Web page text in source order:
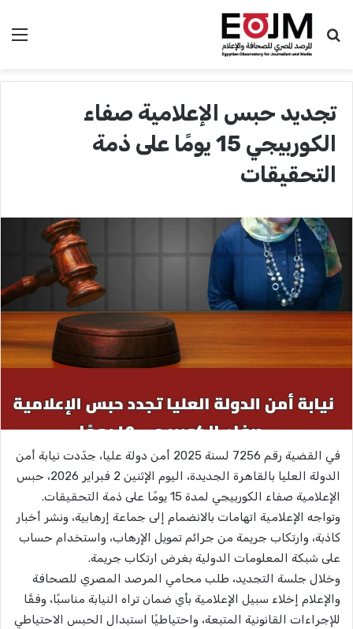
بحث عن
تجديد حبس الإعلامية صفاء
الكوربيجي 15 يومًا على ذمة
التحقيقات
في القضية رقم 7256 لسنة 2025 أمن دولة عليا، جدّدت نيابة أمن
الدولة العليا بالقاهرة الجديدة، اليوم الإثنين 2 فبراير 2026، حبس
الإعلامية صفاء الكوربيجي لمدة 15 يومًا على ذمة التحقيقات.
وتواجه الإعلامية اتهامات بالانضمام إلى جماعة إرهابية، ونشر أخبار
كاذبة، وارتكاب جريمة من جرائم تمويل الإرهاب، واستخدام حساب
على شبكة المعلومات الدولية بغرض ارتكاب جريمة.
وخلال جلسة التجديد، طلب محامي المرصد المصري للصحافة
والإعلام إخلاء سبيل الإعلامية بأي ضمان تراه النيابة مناسبًا، وفقًا
للإجراءات القانونية المتبعة، واحتياطيًا استبدال الحبس الاحتياطي